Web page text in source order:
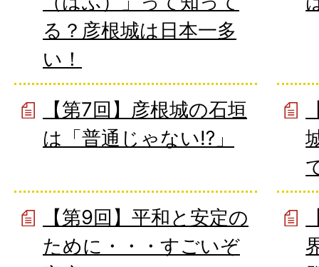
る？彦根城は日本一多
い！
【第7回】彦根城の石垣
は「普通じゃない⁉」
【第9回】平和と安定の
ために・・・すごいぞ